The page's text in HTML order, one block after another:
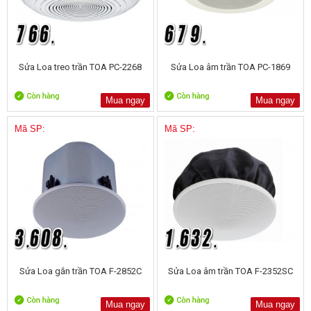
Sửa Loa treo trần TOA PC-2268
Mua ngay
Sửa Loa âm trần TOA PC-1869
Mua ngay
Mã SP:
Sửa Loa gắn trần TOA F-2852C
Mua ngay
Mã SP:
Sửa Loa âm trần TOA F-2352SC
Mua ngay